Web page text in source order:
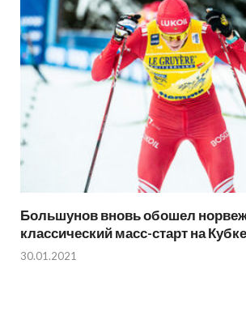
Большунов вновь обошел
классический масс-старт на
30.01.2021